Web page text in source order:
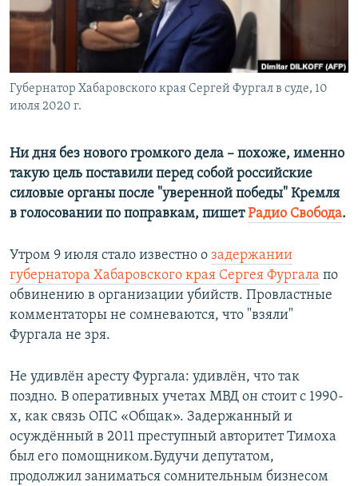
Все сайты РСЕ/РС
Губернатор Хабаровского края Сергей Фургал в суде, 10
июля 2020 г.
Ни дня без нового громкого дела – похоже, именно
такую цель поставили перед собой российские
силовые органы после "уверенной победы" Кремля
в голосовании по поправкам, пишетРадио Свобода.
Утром 9 июля стало известно о задержании
губернатора Хабаровского края Сергея Фургала по
обвинению в организации убийств. Провластные
комментаторы не сомневаются, что "взяли"
Фургала не зря.
Не удивлён аресту Фургала: удивлён, что так
поздно. В оперативных учетах МВД он стоит с 1990-
х, как связь ОПС «Общак». Задержанный и
осуждённый в 2011 преступный авторитет Тимоха
был его помощником.Будучи депутатом,
продолжил заниматься сомнительным бизнесом